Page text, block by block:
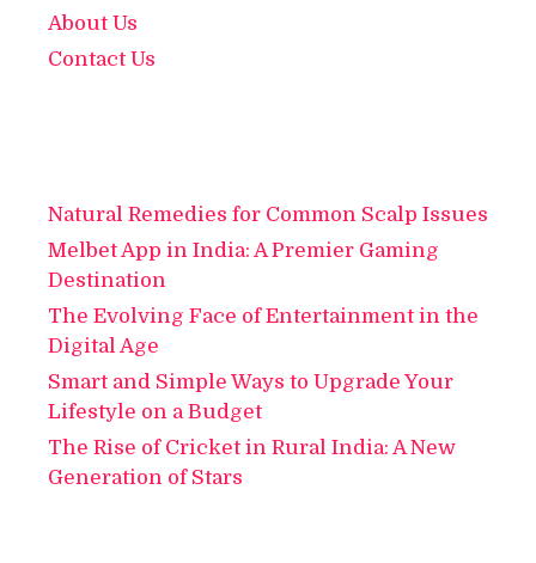
About Us
Contact Us
Natural Remedies for Common Scalp Issues
Melbet App in India: A Premier Gaming
Destination
The Evolving Face of Entertainment in the
Digital Age
Smart and Simple Ways to Upgrade Your
Lifestyle on a Budget
The Rise of Cricket in Rural India: A New
Generation of Stars